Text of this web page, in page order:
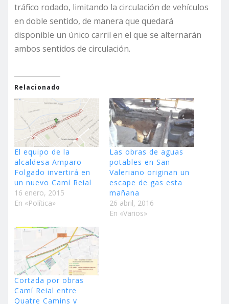
tráfico rodado, limitando la circulación de vehículos
en doble sentido, de manera que quedará
disponible un único carril en el que se alternarán
ambos sentidos de circulación.
Relacionado
El equipo de la
alcaldesa Amparo
Folgado invertirá en
un nuevo Camí Reial
16 enero, 2015
En «Política»
Las obras de aguas
potables en San
Valeriano originan un
escape de gas esta
mañana
26 abril, 2016
En «Varios»
Cortada por obras
Camí Reial entre
Quatre Camins y